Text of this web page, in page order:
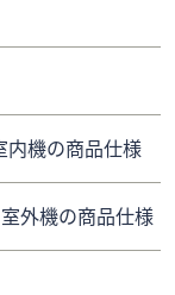
内機の商品仕様
外機の商品仕様